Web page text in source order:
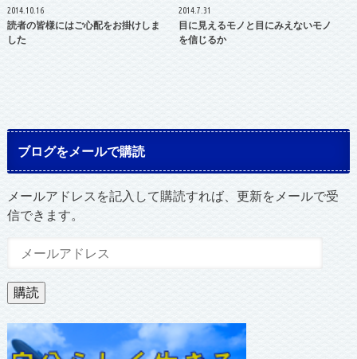
2014.10.16
読者の皆様にはご心配をお掛けしま
した
2014.7.31
目に見えるモノと目にみえないモノ
を信じるか
ブログをメールで購読
メールアドレスを記入して購読すれば、更新をメールで受
信できます。
ル
ア
ド
レ
購読